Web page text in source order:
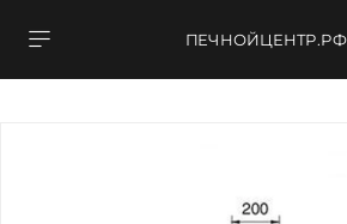
ПЕЧНОЙЦЕНТР.РФ